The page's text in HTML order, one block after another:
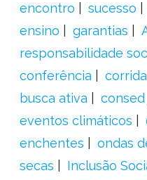
encontro
sucesso
ensino
garantias
responsabilidade
conferência
corrida
busca ativa
consed
eventos climáticos
enchentes
ondas
secas
Inclusão